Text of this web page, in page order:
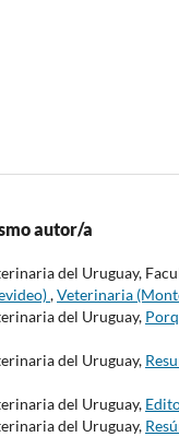
autor/a
del Uruguay,
,Veterinaria
del Uruguay,
del Uruguay,
del Uruguay,
del Uruguay,